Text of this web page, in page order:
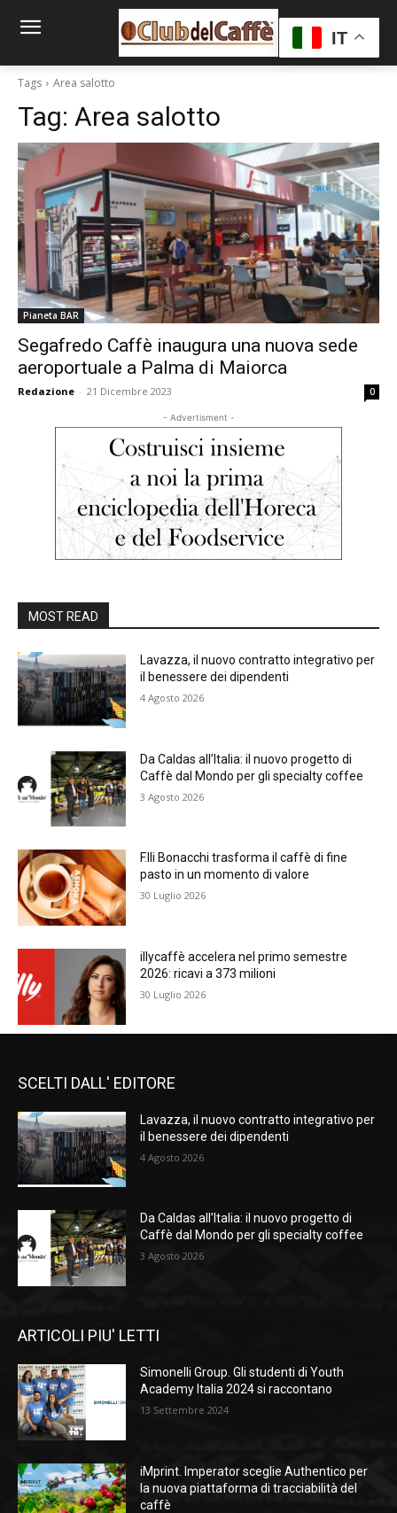
Tags Area salotto
Tag: Area salotto
Pianeta BAR
Segafredo Caffè inaugura una nuova sede
aeroportuale a Palma di Maiorca
Redazione - 21 Dicembre 2023 0
- Advertisment -
MOST READ
Lavazza, il nuovo contratto integrativo per
il benessere dei dipendenti
4 Agosto 2026
Da Caldas all’Italia: il nuovo progetto di
Caffè dal Mondo per gli specialty coffee
3 Agosto 2026
F.lli Bonacchi trasforma il caffè di fine
pasto in un momento di valore
30 Luglio 2026
illycaffè accelera nel primo semestre
2026: ricavi a 373 milioni
30 Luglio 2026
SCELTI DALL' EDITORE
Lavazza, il nuovo contratto integrativo per
il benessere dei dipendenti
4 Agosto 2026
Da Caldas all’Italia: il nuovo progetto di
Caffè dal Mondo per gli specialty coffee
3 Agosto 2026
ARTICOLI PIU' LETTI
Simonelli Group. Gli studenti di Youth
Academy Italia 2024 si raccontano
13 Settembre 2024
iMprint. Imperator sceglie Authentico per
la nuova piattaforma di tracciabilità del
caffè
IT